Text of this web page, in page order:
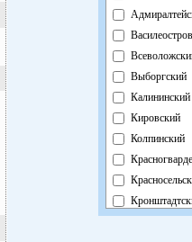
Выборгский
Калининский
Кировский
Колпинский